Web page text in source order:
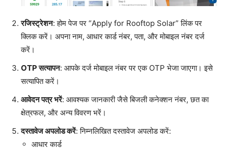
रजिस्ट्रेशन: होम पेज पर “Apply for Rooftop Solar” लिंक पर
क्लिक करें। अपना नाम, आधार कार्ड नंबर, पता, और मोबाइल नंबर दर्ज
करें।
OTP सत्यापन: आपके दर्ज मोबाइल नंबर पर एक OTP भेजा जाएगा। इसे
सत्यापित करें।
आवेदन पत्र भरें: आवश्यक जानकारी जैसे बिजली कनेक्शन नंबर, छत का
क्षेत्रफल, और अन्य विवरण भरें।
दस्तावेज अपलोड करें: निम्नलिखित दस्तावेज अपलोड करें:
आधार कार्ड